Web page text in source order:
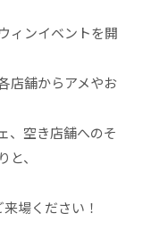
ィンイベントを開
店舗からアメやお
、空き店舗へのそ
、
場ください！